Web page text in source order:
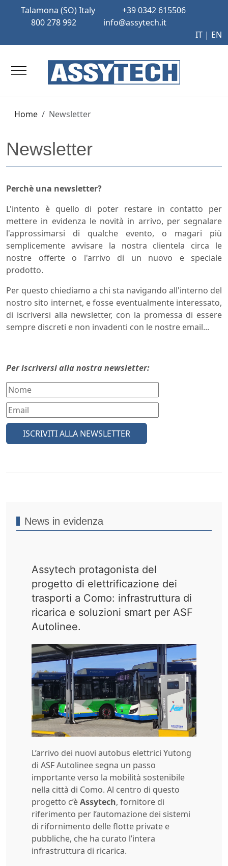
Talamona (SO) Italy
+39 0342 615506
800 278 992
info@assytech.it
IT | EN
Mobile Menu Toggle
Home Newsletter
Newsletter
Perchè una newsletter?
L'intento è quello di poter restare in contatto per
mettere in evidenza le novità in arrivo, per segnalare
l'approssimarsi di qualche evento, o magari più
semplicemente avvisare la nostra clientela circa le
nostre offerte o l'arrivo di un nuovo e speciale
prodotto.
Per questo chiediamo a chi sta navigando all'interno del
nostro sito internet, e fosse eventualmente interessato,
di iscriversi alla newsletter, con la promessa di essere
sempre discreti e non invadenti con le nostre email...
Per iscriversi alla nostra newsletter:
ISCRIVITI ALLA NEWSLETTER
News in evidenza
Assytech protagonista del
progetto di elettrificazione dei
trasporti a Como: infrastruttura di
ricarica e soluzioni smart per ASF
Autolinee.
L’arrivo dei nuovi autobus elettrici Yutong
di ASF Autolinee segna un passo
importante verso la mobilità sostenibile
nella città di Como. Al centro di questo
progetto c’èAssytech, fornitore di
riferimento per l’automazione dei sistemi
di rifornimento delle flotte private e
pubbliche, che ha curato l’intera
infrastruttura di ricarica.